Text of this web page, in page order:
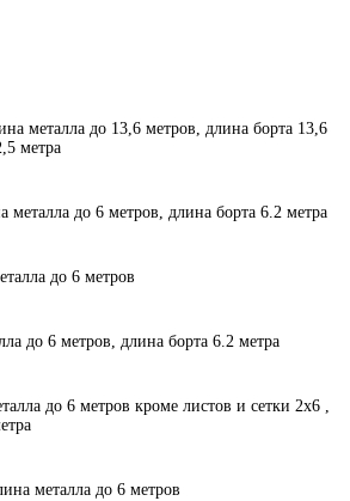
металла до 13,6 метров, длина борта 13,6
метра
металла до 6 метров, длина борта 6.2 метра
до 6 метров
до 6 метров, длина борта 6.2 метра
до 6 метров кроме листов и сетки 2х6 ,
металла до 6 метров